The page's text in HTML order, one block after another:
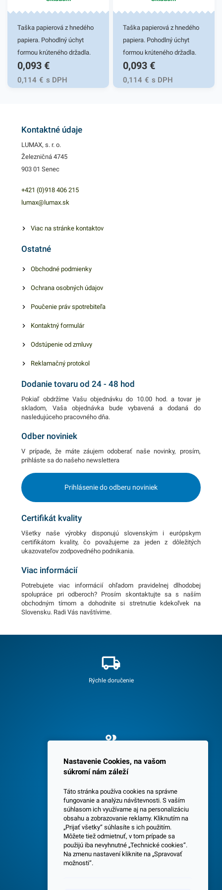
Taška papierová z hnedého
papiera. Pohodlný úchyt
formou krúteného držadla.
Stabilne lepené ploché dno.
Vďaka ekologickému
materiálu sa s obľubou
donáškových službách a
0,093 €
0,114 € s DPH
Taška papierová z hnedého
papiera. Pohodlný úchyt
formou krúteného držadla.
Stabilne lepené ploché dno.
Vďaka ekologickému
materiálu sa s obľubou
0,093 €
0,114 € s DPH
Kontaktné údaje
LUMAX, s. r. o.
Železničná 4745
903 01 Senec
+421 (0)918 406 215
lumax@lumax.sk
Viac na stránke kontaktov
Ostatné
Obchodné podmienky
Ochrana osobných údajov
Poučenie práv spotrebiteľa
Kontaktný formulár
Odstúpenie od zmluvy
Reklamačný protokol
Dodanie tovaru od 24 - 48 hod
Pokiaľ obdržíme Vašu objednávku do 10.00 hod. a tovar je
skladom, Vaša objednávka bude vybavená a dodaná do
nasledujúceho pracovného dňa.
Odber noviniek
V prípade, že máte záujem odoberať naše novinky, prosím,
prihláste sa do našeho newslettera
Prihlásenie do odberu noviniek
Certifikát kvality
Všetky naše výrobky disponujú slovenským i európskym
certifikátom kvality, čo považujeme za jeden z dôležitých
ukazovateľov zodpovedného podnikania.
Viac informácií
Potrebujete viac informácií ohľadom pravidelnej dlhodobej
spolupráce pri odberoch? Prosím skontaktujte sa s naším
obchodným tímom a dohodnite si stretnutie kdekoľvek na
Slovensku. Radi Vás navštívime.
Rýchle doručenie
Spokojných 3600 zákazníkov
Centrála a predajňa v Senci
Nastavenie Cookies, na vašom
súkromí nám záleží
Táto stránka používa cookies na správne
fungovanie a analýzu návštevnosti. S vaším
súhlasom ich využívame aj na personalizáciu
obsahu a zobrazovanie reklamy. Kliknutím na
„Prijať všetky“ súhlasíte s ich použitím.
Môžete tiež odmietnuť, v tom prípade sa
použijú iba nevyhnutné „Technické cookies“.
Na zmenu nastavení kliknite na „Spravovať
možnosti“.